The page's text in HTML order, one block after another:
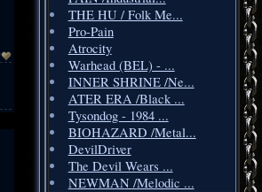
THE HU / Folk Me...
Pro-Pain
Atrocity
Warhead (BEL) - ...
INNER SHRINE /Ne...
ATER ERA /Black ...
Tysondog - 1984 ...
BIOHAZARD /Metal...
DevilDriver
The Devil Wears ...
NEWMAN /Melodic ...